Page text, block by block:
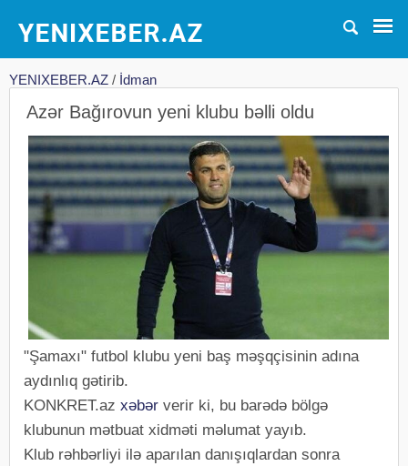
YENIXEBER.AZ / İdman
Azər Bağırovun yeni klubu bəlli oldu
"Şamaxı" futbol klubu yeni baş məşqçisinin adına
aydınlıq gətirib.
KONKRET.az xəbər verir ki, bu barədə bölgə
klubunun mətbuat xidməti məlumat yayıb.
Klub rəhbərliyi ilə aparılan danışıqlardan sonra